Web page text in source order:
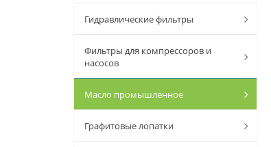
Гидравлические фильтры
Фильтры для компрессоров и
насосов
Масло промышленное
Графитовые лопатки